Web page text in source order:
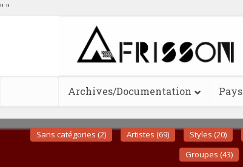
" "
Archives/Documentation Pays
Sans catégories (2) Artistes (69) Styles (20)
Groupes (43)